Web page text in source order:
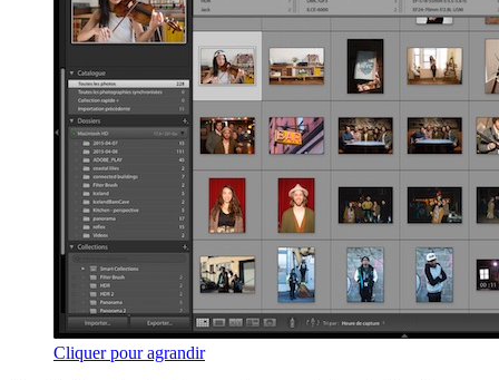
Cliquer pour agrandir